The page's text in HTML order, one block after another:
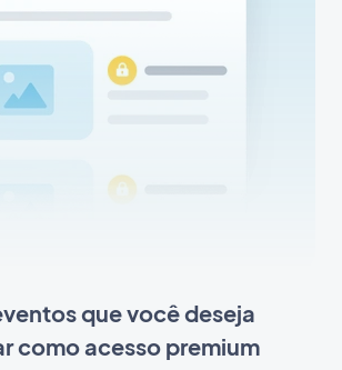
que você deseja
como acesso premium